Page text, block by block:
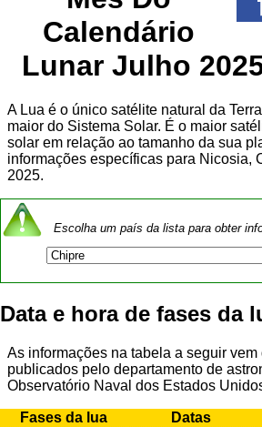
Calendário
Lunar Julho
A Lua é o único satélite natural da
maior do Sistema Solar. É o maior
solar em relação ao tamanho da sua
informações específicas para Nicosia,
2025.
Escolha um país da lista para obter
Data e hora de fases da
As informações na tabela a seguir
publicados pelo departamento de
Observatório Naval dos Estados
Fases da lua Datas